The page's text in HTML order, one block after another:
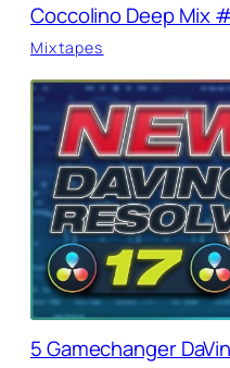
Coccolino Deep Mix
Mixtapes
5 Gamechanger